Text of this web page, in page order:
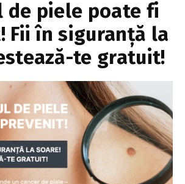
de piele poate fi
Fii în siguranță la
te gratuit!